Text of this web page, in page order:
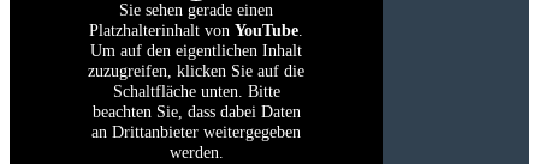
Sie sehen gerade einen
Platzhalterinhalt von YouTube.
Um auf den eigentlichen Inhalt
zuzugreifen, klicken Sie auf die
Schaltfläche unten. Bitte
beachten Sie, dass dabei Daten
an Drittanbieter weitergegeben
werden.